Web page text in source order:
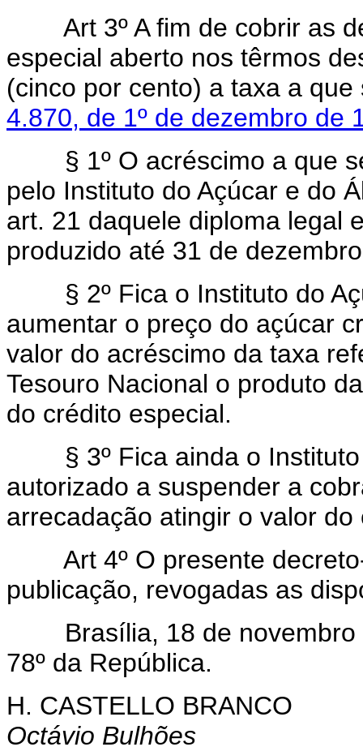
Art 3º A fim de cobrir as
especial aberto nos têrmos
(cinco por cento) a taxa a
4.870, de 1º de dezembro de
§ 1º O acréscimo a que
pelo Instituto do Açúcar e do
art. 21 daquele diploma legal
produzido até 31 de
§ 2º Fica o Instituto do
aumentar o preço do açúcar
valor do acréscimo da taxa
Tesouro Nacional o produto
do crédito especial.
§ 3º Fica ainda o Instituto
autorizado a suspender a
arrecadação atingir o valor
Art 4º O presente decreto-
publicação, revogadas as
Brasília, 18 de novembro
78º da República.
H. CASTELLO BRANCO
Octávio Bulhões